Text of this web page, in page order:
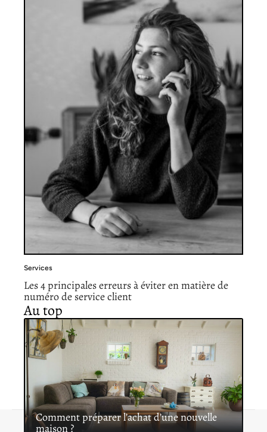
Services
Les 4 principales erreurs à éviter en matière de
numéro de service client
Au top
Comment préparer l’achat d’une nouvelle
maison ?Contact Mentions légales Sitemap